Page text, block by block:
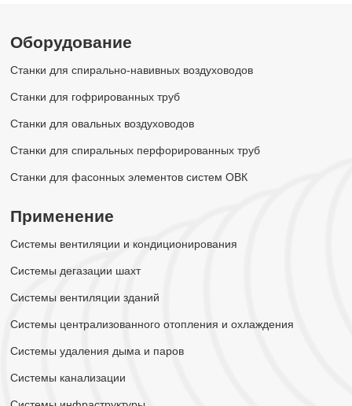
Оборудование
Станки для спирально-навивных воздуховодов
Станки для гофрированных труб
Станки для овальных воздуховодов
Станки для спиральных перфорированных труб
Станки для фасонных элементов систем ОВК
Применение
Системы вентиляции и кондиционирования
Системы дегазации шахт
Системы вентиляции зданий
Системы централизованного отопления и охлаждения
Системы удаления дыма и паров
Системы канализации